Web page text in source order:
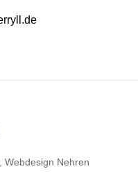
,Webdesign Nehren